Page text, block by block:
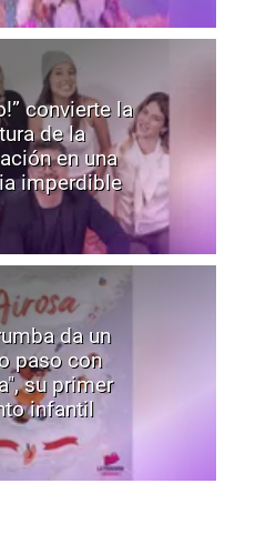
convierte la
de la
en una
imperdible
da un
paso con
su primer
infantil